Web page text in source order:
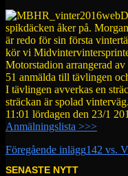
spikdäcken åker på.
är redo för sin första
kör vi
Motorstadion arrangerad av
51 anmälda till tävlingen
I tävlingen avverkas en
sträckan är spolad
11:01 lördagen den 23/1
Anmälningslista >>>
Föregående inlägg142 vs.
SENASTE NYTT